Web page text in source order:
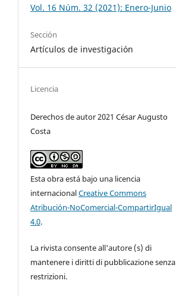
Vol. 16 Núm. 32 (2021): Enero-Junio
Sección
Artículos de investigación
Licencia
Derechos de autor 2021 César Augusto
Costa
Esta obra está bajo una licencia
internacionalCreative Commons
Atribución-NoComercial-CompartirIgual
4.0.
La rivista consente all'autore (s) di
mantenere i diritti di pubblicazione senza
restrizioni.